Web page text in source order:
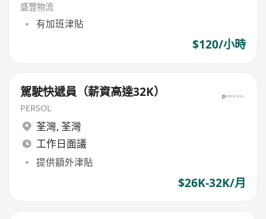
盛豐物流
有加班津貼
$120/小時
駕駛快遞員（薪資高達32K）
PERSOL
荃灣, 荃灣
工作日面議
提供額外津貼
$26K-32K/月